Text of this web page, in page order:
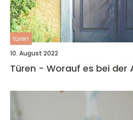
türen
10. August 2022
Türen - Worauf es bei der